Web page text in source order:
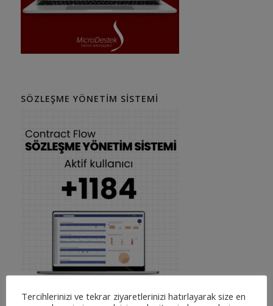
SÖZLEŞME YÖNETIM SISTEMI
Tercihlerinizi ve tekrar ziyaretlerinizi hatırlayarak size en